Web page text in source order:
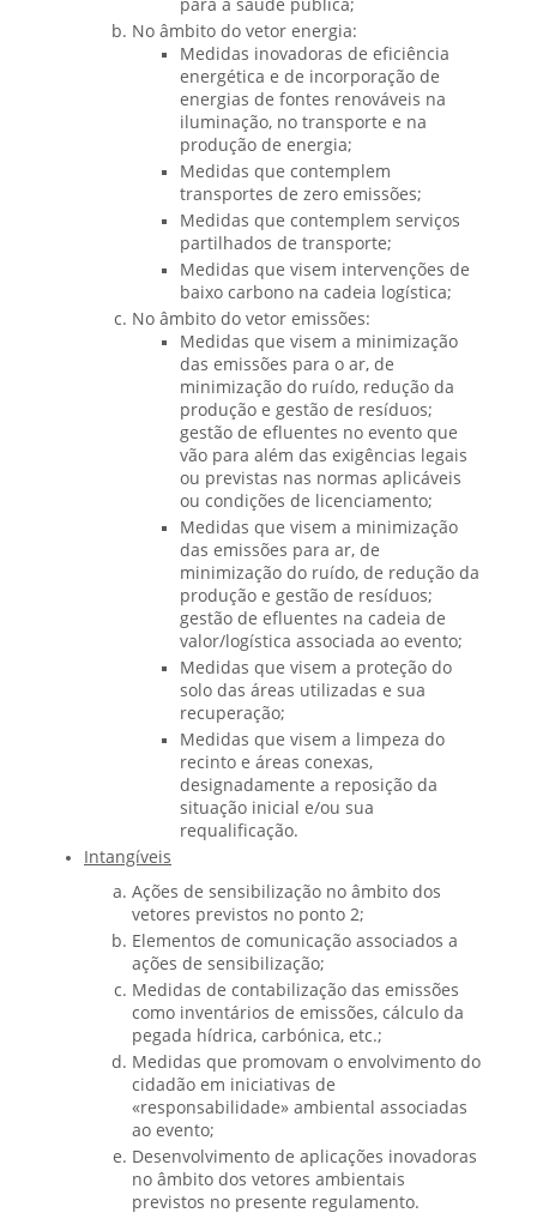
para a saúde pública;
No âmbito do vetor energia:
Medidas inovadoras de eficiência
energética e de incorporação de
energias de fontes renováveis na
iluminação, no transporte e na
produção de energia;
Medidas que contemplem
transportes de zero emissões;
Medidas que contemplem serviços
partilhados de transporte;
Medidas que visem intervenções de
baixo carbono na cadeia logística;
No âmbito do vetor emissões:
Medidas que visem a minimização
das emissões para o ar, de
minimização do ruído, redução da
produção e gestão de resíduos;
gestão de efluentes no evento que
vão para além das exigências legais
ou previstas nas normas aplicáveis
ou condições de licenciamento;
Medidas que visem a minimização
das emissões para ar, de
minimização do ruído, de redução da
produção e gestão de resíduos;
gestão de efluentes na cadeia de
valor/logística associada ao evento;
Medidas que visem a proteção do
solo das áreas utilizadas e sua
recuperação;
Medidas que visem a limpeza do
recinto e áreas conexas,
designadamente a reposição da
situação inicial e/ou sua
requalificação.
Intangíveis
Ações de sensibilização no âmbito dos
vetores previstos no ponto 2;
Elementos de comunicação associados a
ações de sensibilização;
Medidas de contabilização das emissões
como inventários de emissões, cálculo da
pegada hídrica, carbónica, etc.;
Medidas que promovam o envolvimento do
cidadão em iniciativas de
«responsabilidade» ambiental associadas
ao evento;
Desenvolvimento de aplicações inovadoras
no âmbito dos vetores ambientais
previstos no presente regulamento.